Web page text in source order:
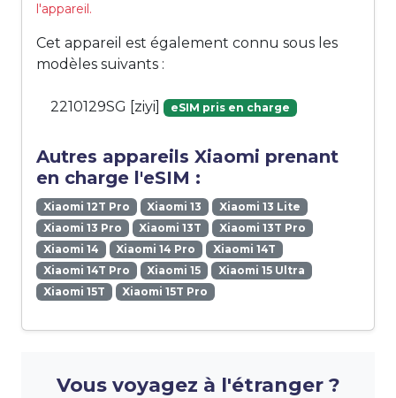
l'appareil.
Cet appareil est également connu sous les
modèles suivants :
2210129SG [ziyi] eSIM pris en charge
Autres appareils Xiaomi prenant
en charge l'eSIM :
Xiaomi 12T Pro Xiaomi 13
Xiaomi 13 Lite
Xiaomi 13 Pro
Xiaomi 13T
Xiaomi 13T Pro
Xiaomi 14
Xiaomi 14 Pro
Xiaomi 14T
Xiaomi 14T Pro
Xiaomi 15
Xiaomi 15 Ultra
Xiaomi 15T
Xiaomi 15T Pro
Vous voyagez à l'étranger ?